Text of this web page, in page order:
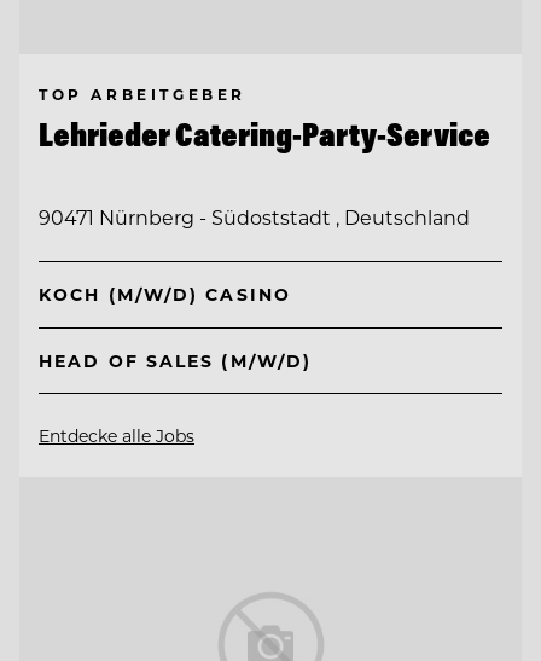
TOP ARBEITGEBER
Lehrieder Catering-Party-Service
90471 Nürnberg - Südoststadt , Deutschland
KOCH (M/W/D) CASINO
HEAD OF SALES (M/W/D)
Entdecke alle Jobs